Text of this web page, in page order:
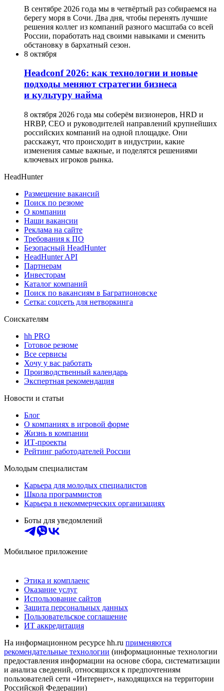
В сентябре 2026 года мы в четвёртый раз собираемся на
берегу моря в Сочи. Два дня, чтобы перенять лучшие
решения коллег из компаний разного масштаба со всей
России, поработать над своими навыками и сменить
обстановку в бархатный сезон.
8 октября
Headсonf 2026: как технологии и новые
подходы меняют стратегии бизнеса
и культуру найма
8 октября 2026 года мы соберём визионеров, HRD и
HRBP, СЕО и руководителей направлений крупнейших
российских компаний на одной площадке. Они
расскажут, что происходит в индустрии, какие
изменения самые важные, и поделятся решениями
ключевых игроков рынка.
HeadHunter
Размещение вакансий
Поиск по резюме
О компании
Наши вакансии
Реклама на сайте
Требования к ПО
Безопасный HeadHunter
HeadHunter API
Партнерам
Инвесторам
Каталог компаний
Поиск по вакансиям в Багратионовске
Сетка: соцсеть для нетворкинга
Соискателям
hh PRO
Готовое резюме
Все сервисы
Хочу у вас работать
Производственный календарь
Экспертная рекомендация
Новости и статьи
Блог
О компаниях в игровой форме
Жизнь в компании
ИТ-проекты
Рейтинг работодателей России
Молодым специалистам
Карьера для молодых специалистов
Школа программистов
Карьера в некоммерческих организациях
Боты для уведомлений
Мобильное приложение
Этика и комплаенс
Оказание услуг
Использование сайтов
Защита персональных данных
Пользовательское соглашение
ИТ аккредитация
На информационном ресурсе hh.ru применяются
рекомендательные технологии (информационные технологии
предоставления информации на основе сбора, систематизации
и анализа сведений, относящихся к предпочтениям
пользователей сети «Интернет», находящихся на территории
Российской Федерации)